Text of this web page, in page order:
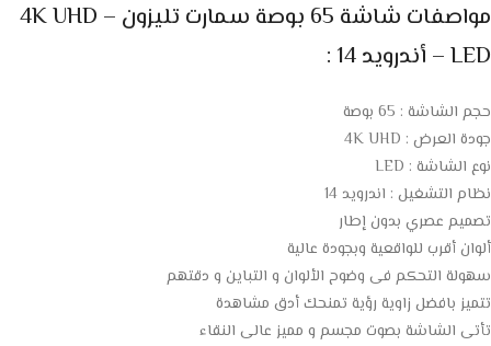
مواصفات شاشة 65 بوصة سمارت تليزون 4K UHD –
LED – أندرويد 14 :
حجم الشاشة : 65 بوصة
جودة العرض : 4K UHD
نوع الشاشة : LED
نظام التشغيل : اندرويد 14
تصميم عصري بدون إطار
ألوان أقرب للواقعية وبجودة عالية
سهولة التحكم فى وضوح الألوان و التباين و دقتهم
تتميز بافضل زاوية رؤية تمنحك أدق مشاهدة
تأتى الشاشة بصوت مجسم و مميز عالى النقاء